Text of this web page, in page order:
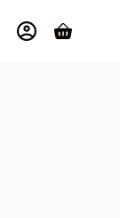
Carrello